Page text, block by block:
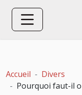
Accueil
Divers
Pourquoi faut-il